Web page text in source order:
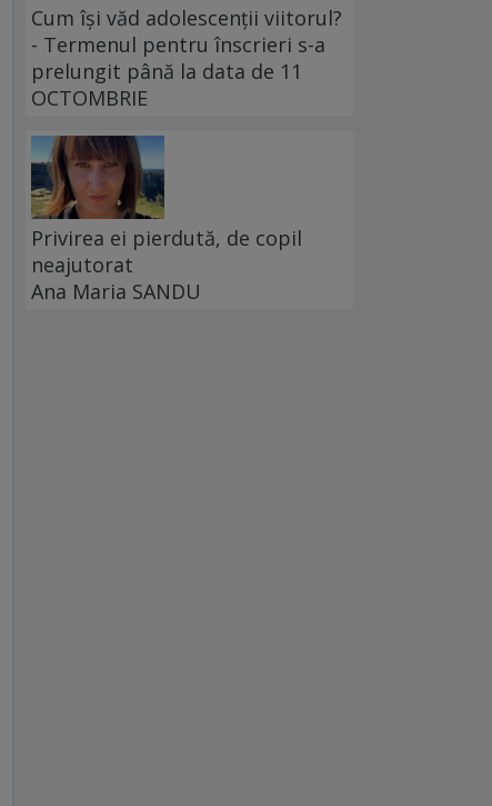
Cum își văd adolescenții viitorul?
- Termenul pentru înscrieri s-a
prelungit până la data de 11
OCTOMBRIE
Privirea ei pierdută, de copil
neajutorat
Ana Maria SANDU